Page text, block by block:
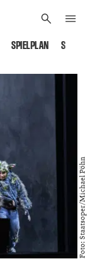
SPIELPLAN
Foto: Staatsoper/Michael Pöhn